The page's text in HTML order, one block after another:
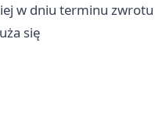
w dniu terminu zwrotu
się